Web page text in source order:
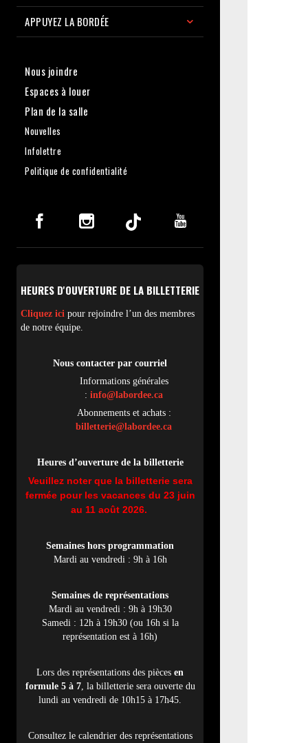
APPUYEZ LA BORDÉE
Nous joindre
Espaces à louer
Plan de la salle
Nouvelles
Infolettre
Politique de confidentialité
HEURES D'OUVERTURE DE LA BILLETTERIE
Cliquez ici pour rejoindre l’un des membres
de notre équipe.
Nous contacter par courriel
Informations générales
: info@labordee.ca
Abonnements et achats :
billetterie@labordee.ca
Heures d’ouverture de la billetterie
Veuillez noter que la billetterie sera
fermée pour les vacances du 23 juin
au 11 août 2026.
Semaines hors programmation
Mardi au vendredi : 9h à 16h
Semaines de représentations
Mardi au vendredi : 9h à 19h30
Samedi : 12h à 19h30 (ou 16h si la
représentation est à 16h)
Lors des représentations des pièces en
formule 5 à 7, la billetterie sera ouverte du
lundi au vendredi de 10h15 à 17h45.
Consultez le calendrier des représentations